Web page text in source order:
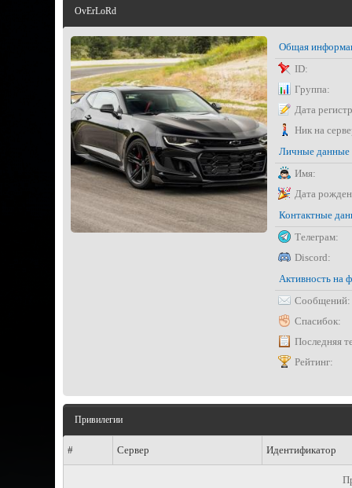
OvErLoRd
Общая
ID:
Группа:
Дата
Ник на
Личные данные
Имя:
Дата
Контактные
Телеграм:
Discord:
Активность на
Сообщений:
Спасибок:
Последняя
Рейтинг:
Привилегии
# Сервер Идентификатор